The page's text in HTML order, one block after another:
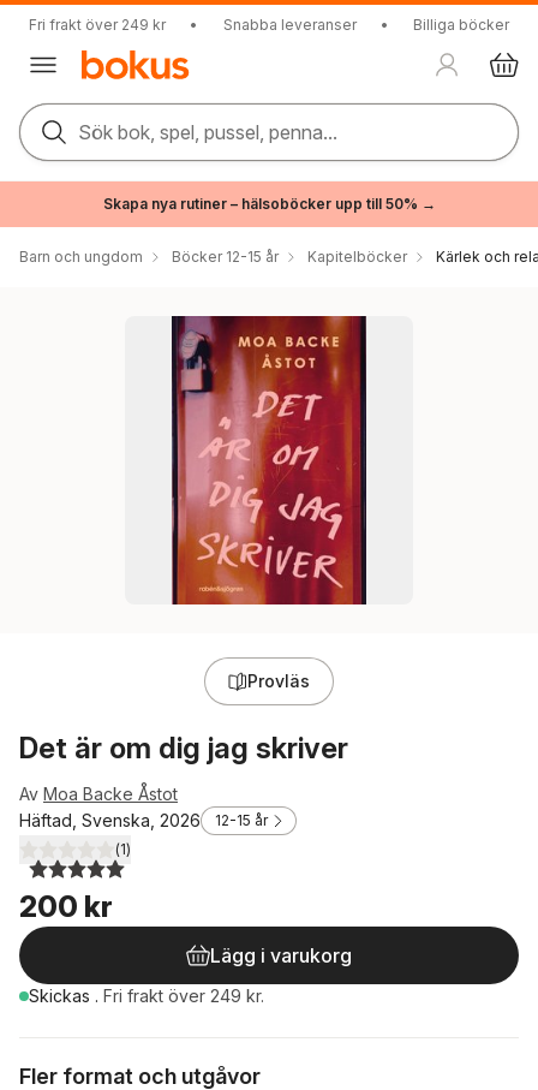
Fri frakt över 249 kr • Snabba leveranser • Billiga böcker
Sök bok, spel, pussel, penna...
Skapa nya rutiner – hälsoböcker upp till 50% →
Barn och ungdom Böcker 12-15 år Kapitelböcker Kärlek och
Provläs
Det är om dig jag skriver
Av Moa Backe Åstot
Häftad, Svenska, 2026
12-15 år
5,0utav 5 stjärnor. Totalt antal röster:
(1)
200 kr
Lägg i varukorg
Skickas . Fri frakt över 249 kr.
Fler format och utgåvor